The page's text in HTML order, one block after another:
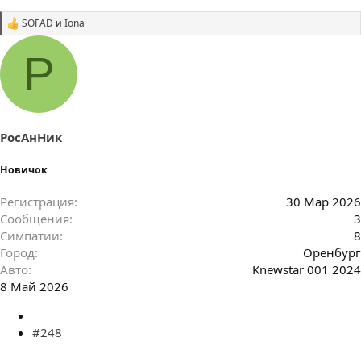
С
м
т
и
:
SOFAD и Iona
Р
РосАнНик
Новичок
Регистрация
30 Мар 2026
Сообщения
3
Симпатии
8
Город
Оренбург
Авто
Knewstar 001 2024
8 Май 2026
#248